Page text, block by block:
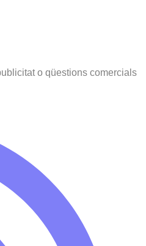
o qüestions comercials